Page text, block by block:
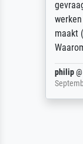
maakt
philip@